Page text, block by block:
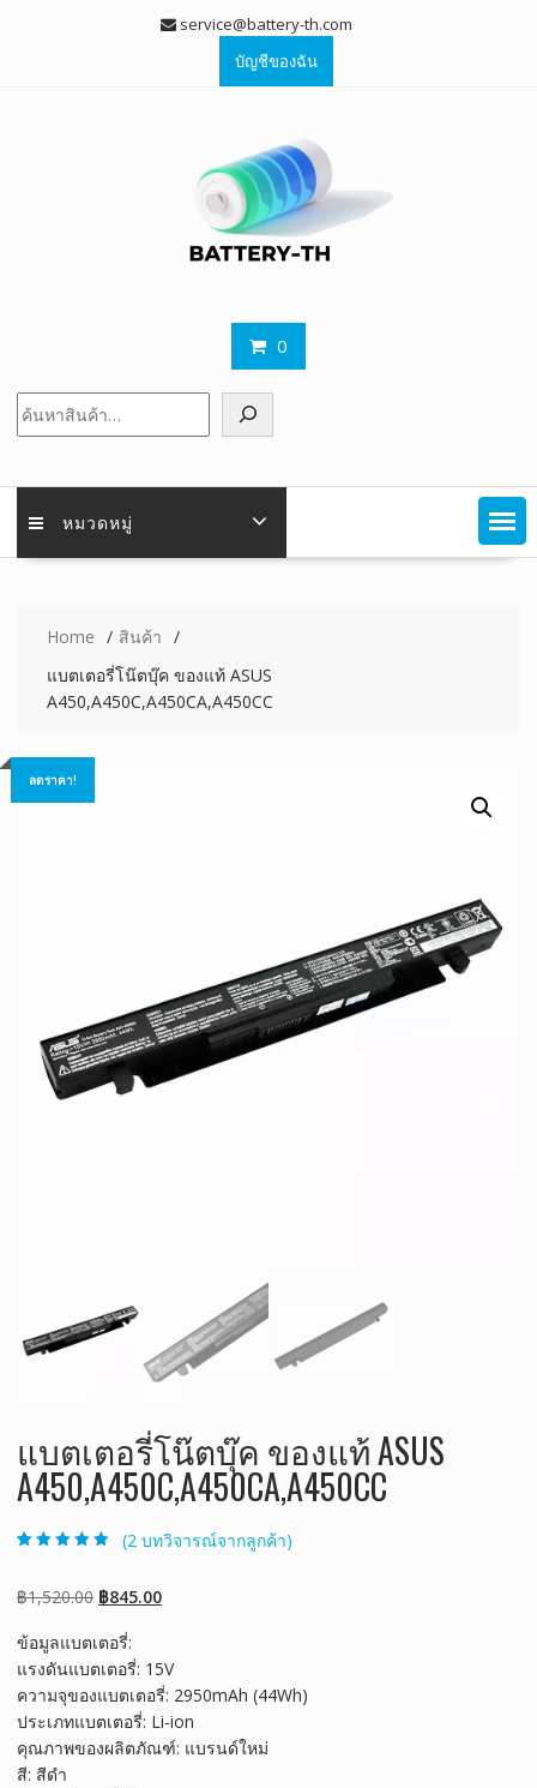
service@battery-th.com
บัญชีของฉัน
0
หมวดหมู่
Home
สินค้า
แบตเตอรี่โน๊ตบุ๊ค ของแท้ ASUS
A450,A450C,A450CA,A450CC
ลดราคา!
แบตเตอรี่โน๊ตบุ๊ค ของแท้ ASUS
A450,A450C,A450CA,A450CC
เต็มบนการให้
คะแนนของ
(2 บทวิจารณ์จากลูกค้า)
฿1,520.00 Original
was:
฿1,520.00.
฿845.00Current
฿845.00.
ข้อมูลแบตเตอรี่:
แรงดันแบตเตอรี่: 15V
ความจุของแบตเตอรี่: 2950mAh (44Wh)
ประเภทแบตเตอรี่: Li-ion
คุณภาพของผลิตภัณฑ์: แบรนด์ใหม่
สี: สีดำ